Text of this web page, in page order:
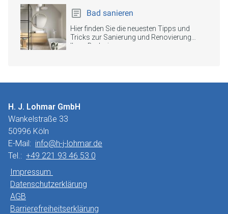
Bad sanieren
Hier finden Sie die neuesten Tipps und
Tricks zur Sanierung und Renovierung
Ihres Badezimmers.
H. J. Lohmar GmbH
Wankelstraße 33
50996 Köln
E-Mail: info@h-j-lohmar.de
Tel.: +49 221 93 46 53 0
Impressum
Datenschutzerklärung
AGB
Barrierefreiheitserklärung